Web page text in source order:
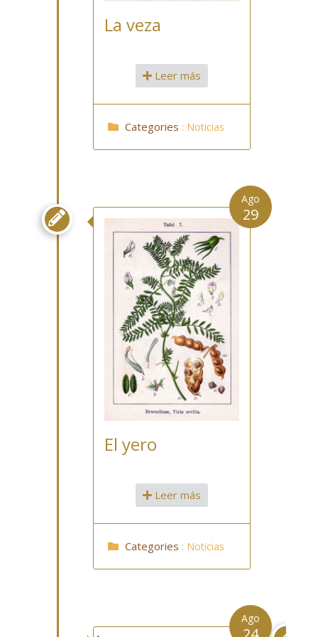
La veza
Leer más
Categories : Noticias

El yero
Ago
29
Leer más
Categories : Noticias
Ago